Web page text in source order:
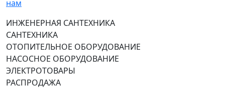
нам
ИНЖЕНЕРНАЯ САНТЕХНИКА
САНТЕХНИКА
ОТОПИТЕЛЬНОЕ ОБОРУДОВАНИЕ
НАСОСНОЕ ОБОРУДОВАНИЕ
ЭЛЕКТРОТОВАРЫ
РАСПРОДАЖА